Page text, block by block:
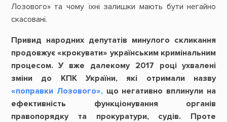
Лозового» та чому їхні залишки мають бути негайно
скасовані.
Привид народних депутатів минулого скликання
продовжує «крокувати» українським кримінальним
процесом. У вже далекому 2017 році ухвалені
зміни до КПК України, які отримали назву
«поправки Лозового», що негативно вплинули на
ефективність функціонування органів
правопорядку та прокуратури, судів. Проте